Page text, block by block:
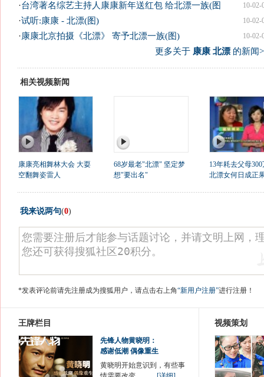
10-02-
·台湾著名综艺主持人康康新年送红包 给北漂一族(图
10-02-
·试听:康康 - 北漂(图)
10-02-
·康康北京拍摄《北漂》 寄予北漂一族(图)
更多关于 康康 北漂的新闻
相关视频新闻
康康亮相舞林大会 大耍
空翻舞姿雷人
68岁最老"北漂" 坚定梦
想"要出名"
13年耗去父母300
北漂女何日成正
我来说两句(0)
*发表评论前请先注册成为搜狐用户，请点击右上角“新用户注册”进行注册！
王牌栏目
先锋人物黄晓明：
感谢低潮 偶像重生
黄晓明开始意识到，有些事
视频策划